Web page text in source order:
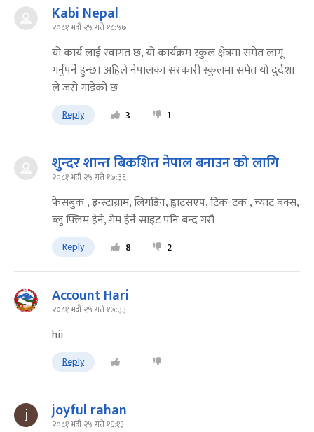
Kabi Nepal
२०८१ भदौ २५ गते १८:५७
यो कार्य लाई स्वागत छ, यो कार्यक्रम स्कुल क्षेत्रमा समेत लागू
गर्नुपर्ने हुन्छ। अहिले नेपालका सरकारी स्कुलमा समेत यो दुर्दशा
ले जरो गाडेको छ
Reply 3 1
शुन्दर शान्त बिकशित नेपाल बनाउन को लागि
२०८१ भदौ २५ गते १७:३६
फेसबुक , इन्स्टाग्राम, लिगडिन, ह्वाटसएप, टिक-टक , च्याट बक्स,
ब्लु फ्लिम हेर्ने, गेम हेर्ने साइट पनि बन्द गरौ
Reply 8 2
Account Hari
२०८१ भदौ २५ गते १७:३३
hii
Reply
joyful rahan
२०८१ भदौ २५ गते १६:१३